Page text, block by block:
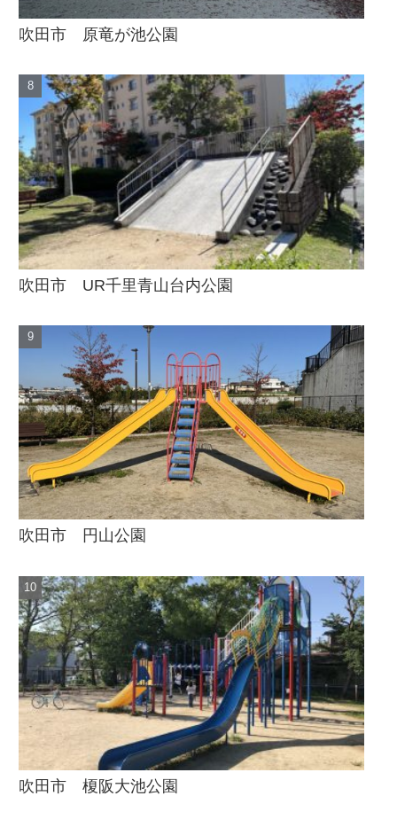
吹田市 原竜が池公園
吹田市 UR千里青山台内公園
吹田市 円山公園
吹田市 榎阪大池公園